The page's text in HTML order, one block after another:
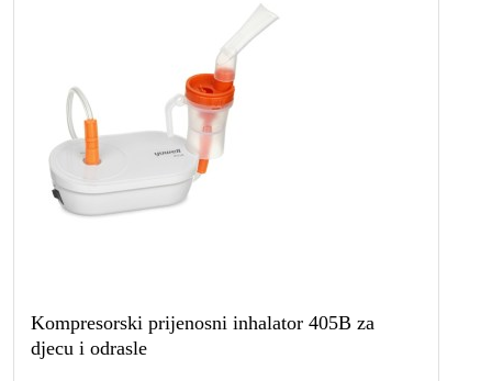
Kompresorski prijenosni inhalator 405B za
djecu i odrasle